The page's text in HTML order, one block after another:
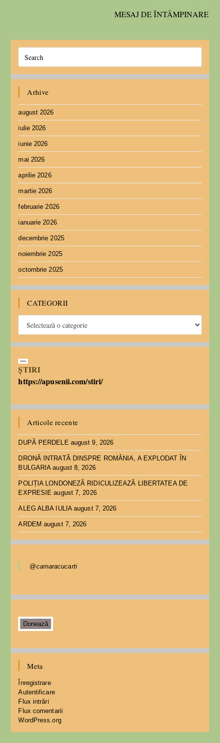
MESAJ DE ÎNTÂMPINARE
Arhive
august 2026
iulie 2026
iunie 2026
mai 2026
aprilie 2026
martie 2026
februarie 2026
ianuarie 2026
decembrie 2025
noiembrie 2025
octombrie 2025
CATEGORII
ȘTIRI
https://apusenii.com/stiri/
Articole recente
DUPĂ PERDELE august 9, 2026
DRONĂ INTRATĂ DINSPRE ROMÂNIA, A EXPLODAT ÎN
BULGARIA august 8, 2026
POLIȚIA LONDONEZĂ RIDICULIZEAZĂ LIBERTATEA DE
EXPRESIE august 7, 2026
ALEG ALBA IULIA august 7, 2026
ARDEM august 7, 2026
@camaracucarti
Donează
Meta
Înregistrare
Autentificare
Flux intrări
Flux comentarii
WordPress.org